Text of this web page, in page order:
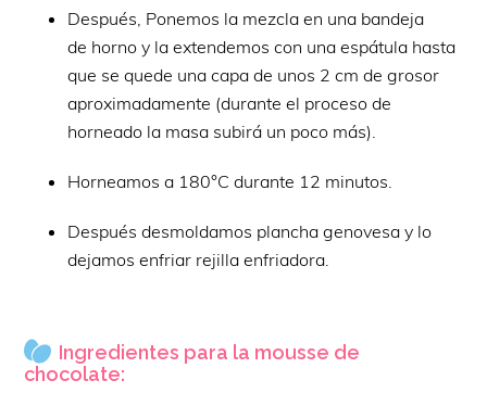
Después, Ponemos la mezcla en una bandeja
de horno y la extendemos con una espátula hasta
que se quede una capa de unos 2 cm de grosor
aproximadamente (durante el proceso de
horneado la masa subirá un poco más).
Horneamos a 180°C durante 12 minutos.
Después desmoldamos plancha genovesa y lo
dejamos enfriar rejilla enfriadora.
Ingredientes para la mousse de
chocolate: